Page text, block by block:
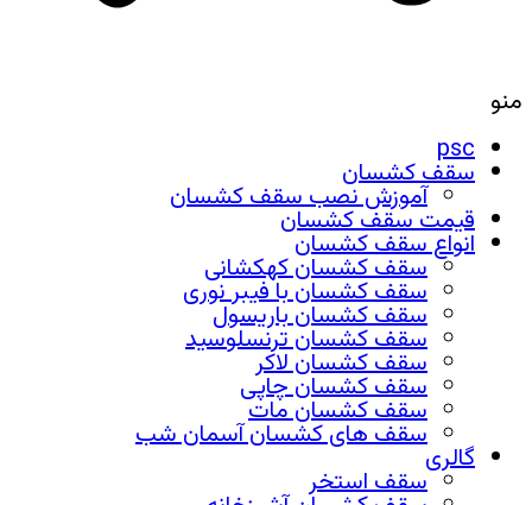
منو
psc
سقف کشسان
آموزش نصب سقف کشسان
قیمت سقف کشسان
انواع سقف کشسان
سقف کشسان کهکشانی
سقف کشسان با فیبر نوری
سقف کشسان باریسول
سقف کشسان ترنسلوسید
سقف کشسان لاکر
سقف کشسان چاپی
سقف کشسان مات
سقف های کشسان آسمان شب
گالری
سقف استخر